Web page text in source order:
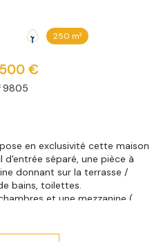
250 m²
€
9805
en exclusivité cette maison
séparé, une pièce à
donnant sur la terrasse /
bains, toilettes.
et une mezzanine (